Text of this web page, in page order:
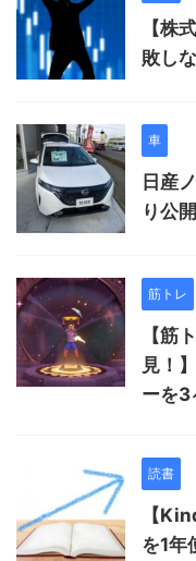
【株
敗し
車
日産
り公
筋トレ
【筋
見！
ーを3
読書
【
を1年